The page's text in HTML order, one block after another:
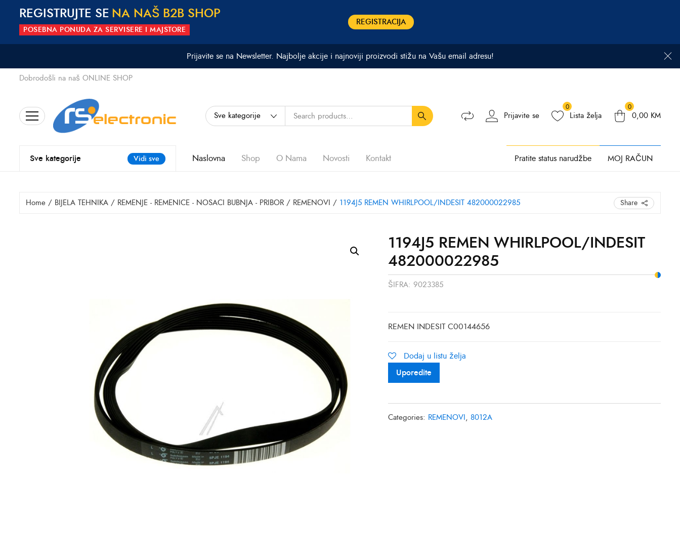
REGISTRUJTE SE NA NAŠ B2B S H OP
POSEBNA PONUDA ZA SERVISERE I MAJSTORE
REGISTRACIJA
Prijavite se na Newsletter. Najbolje akcije i najnoviji proizvodi stižu na Vašu email adresu!
Dobrodošli na naš ONLINE SHOP
Prijavite se
0
Lista želja
0
0,00 KM
Sve kategorije Vidi sve Naslovna Shop O Nama Novosti Kontakt Pratite status narudžbe MOJ RAČUN
Home / BIJELA TEHNIKA / REMENJE - REMENICE - NOSACI BUBNJA - PRIBOR / REMENOVI / 1194J5 REMEN WHIRLPOOL/INDESIT 482000022985 Share
1194J5 REMEN WHIRLPOOL/INDESIT
482000022985
ŠIFRA: 9023385
REMEN INDESIT C00144656
Dodaj u listu želja
Uporedite
Categories: REMENOVI ,8012A